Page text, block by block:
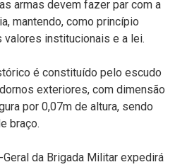
armas devem fazer par com a
mantendo, como princípio
valores institucionais e a lei.
é constituído pelo escudo
exteriores, com dimensão
por 0,07m de altura, sendo
braço.
Geral da Brigada Militar expedirá